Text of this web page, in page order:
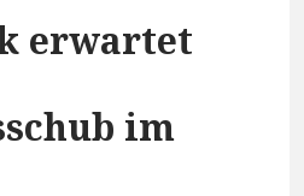
erwartet
im